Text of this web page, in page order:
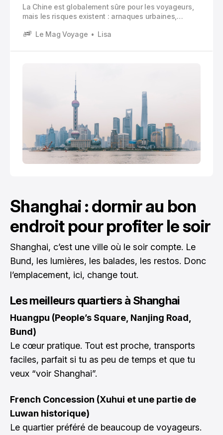
La Chine est globalement sûre pour les voyageurs,
mais les risques existent : arnaques urbaines,
sensibles. Voici les conseils concrets pour partir
Le Mag Voyage Lisa
Shanghai : dormir au bon
endroit pour profiter le soir
Shanghai, c’est une ville où le soir compte. Le
Bund, les lumières, les balades, les restos. Donc
l’emplacement, ici, change tout.
Les meilleurs quartiers à Shanghai
Huangpu (People’s Square, Nanjing Road,
Bund)
Le cœur pratique. Tout est proche, transports
faciles, parfait si tu as peu de temps et que tu
veux “voir Shanghai”.
French Concession (Xuhui et une partie de
Luwan historique)
Le quartier préféré de beaucoup de voyageurs.